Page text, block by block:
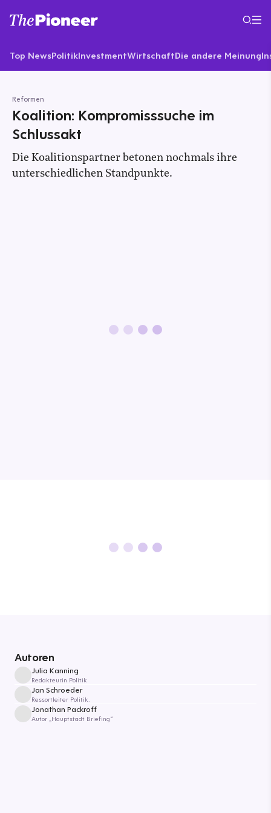
Top NewsPolitikInvestmentWirtschaftDie andere Meinung
Reformen
Koalition: Kompromisssuche im
Schlussakt
Die Koalitionspartner betonen nochmals ihre
unterschiedlichen Standpunkte.
Autoren
Julia Kanning
Redakteurin Politik
Jan Schroeder
Ressortleiter Politik.
Jonathan Packroff
Autor „Hauptstadt Briefing“